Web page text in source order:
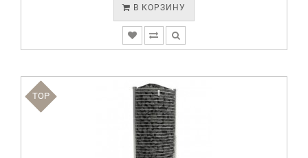
В КОРЗИНУ
TOP